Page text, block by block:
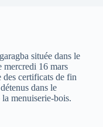
située dans le
mercredi 16 mars
certificats de fin
dans le
menuiserie-bois.